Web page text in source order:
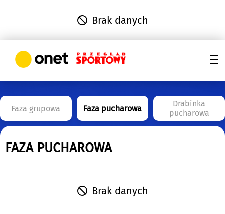
Brak danych
Faza grupowa Faza pucharowa
Drabinka
pucharowa
FAZA PUCHAROWA
Brak danych